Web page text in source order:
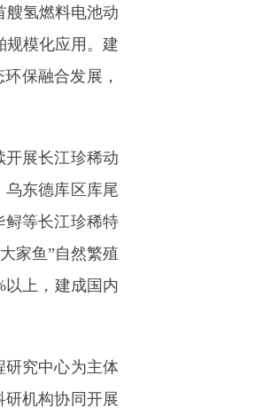
氢燃料电池动
规模化应用。建
保融合发展，
展长江珍稀动
东德库区库尾
鲟等长江珍稀特
家鱼”自然繁殖
以上，建成国内
研究中心为主体
研机构协同开展